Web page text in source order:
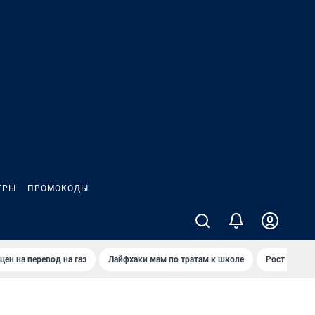
ПРОМОКОДЫ
на перевод на газ Лайфхаки мам по тратам к школе Рост цен на